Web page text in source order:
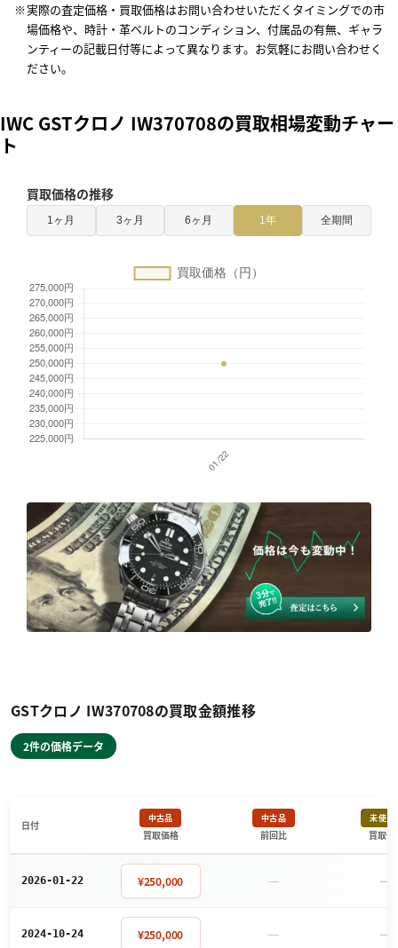
実際の査定価格・買取価格はお問い合わせいただくタイミングでの市
場価格や、時計・革ベルトのコンディション、付属品の有無、ギャラ
ンティーの記載日付等によって異なります。お気軽にお問い合わせく
ださい。
IWC GSTクロノ IW370708の買取相場変動チャー
ト
買取価格の推移
1ヶ月 3ヶ月 6ヶ月 1年 全期間
GSTクロノ IW370708の買取金額推移
2件の価格データ
日付
中古品
買取価格
中古品
前回比
未使用
買取価
2026-01-22 ¥250,000 － －
2024-10-24 ¥250,000 － －